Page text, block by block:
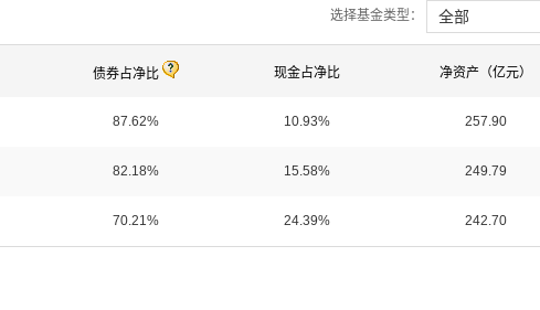
选择基金类型： 全部
债券占净比 现金占净比 净资产（亿元）
87.62% 10.93% 257.90
82.18% 15.58% 249.79
70.21% 24.39% 242.70